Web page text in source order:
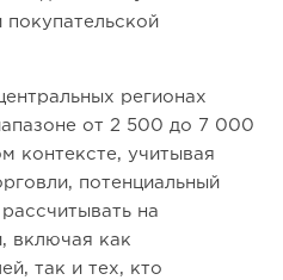
покупательской
регионах
от 2 500 до 7 000
контексте, учитывая
потенциальный
на
включая как
так и тех, кто